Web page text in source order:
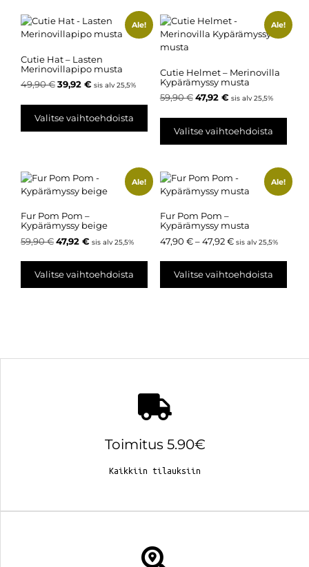
Ale!
Cutie Hat – Lasten
Merinovillapipo musta
49,90€39,92 € sis alv 25,5%
Valitse vaihtoehdoista
Ale!
Cutie Helmet – Merinovilla
Kypärämyssy musta
59,90€ 47,92 € sis alv 25,5%
Valitse vaihtoehdoista
Ale!
Fur Pom Pom –
Kypärämyssy beige
59,90€47,92 € sis alv 25,5%
Valitse vaihtoehdoista
Ale!
Fur Pom Pom –
Kypärämyssy musta
47,90 € – 47,92€ sis alv 25,5%
Valitse vaihtoehdoista
Toimitus 5.90€
Kaikkiin tilauksiin